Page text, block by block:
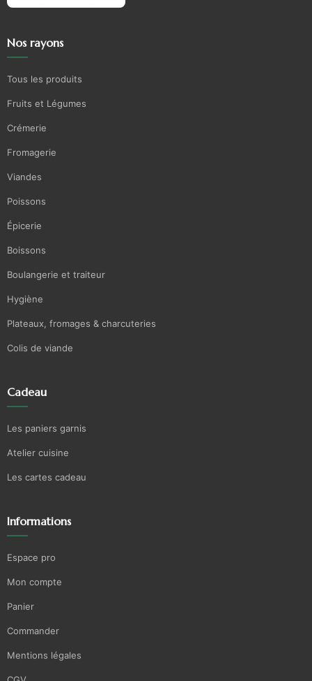
Nos rayons
Tous les produits
Fruits et Légumes
Crémerie
Fromagerie
Viandes
Poissons
Épicerie
Boissons
Boulangerie et traiteur
Hygiène
Plateaux, fromages & charcuteries
Colis de viande
Cadeau
Les paniers garnis
Atelier cuisine
Les cartes cadeau
Informations
Espace pro
Mon compte
Panier
Commander
Mentions légales